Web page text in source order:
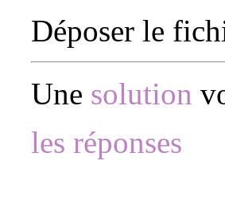
Déposer le
Une solution
les réponses